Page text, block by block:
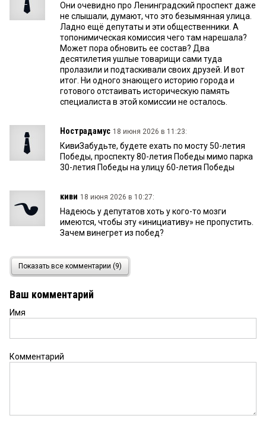
Они очевидно про Ленинградский проспект даже
не слышали, думают, что это безымянная улица.
Ладно ещё депутаты и эти общественники. А
топонимическая комиссия чего там нарешала?
Может пора обновить ее состав? Два
десятилетия ушлые товарищи сами туда
пролазили и подтаскивали своих друзей. И вот
итог. Ни одного знающего историю города и
готового отстаивать историческую память
специалиста в этой комиссии не осталось.
Нострадамус 18 июня 2026 в 11:23:
КивиЗабудьте, будете ехать по мосту 50-летия
Победы, проспекту 80-летия Победы мимо парка
30-летия Победы на улицу 60-летия Победы
киви 18 июня 2026 в 10:27:
Надеюсь у депутатов хоть у кого-то мозги
имеются, чтобы эту «инициативу» не пропустить.
Зачем винегрет из побед?
Сергей 18 июня 2026 в 06:59:
Надо новым проспектам давать это названия, а
не переименовывать старые.
Яна 18 июня 2026 в 03:39:
можно назвать в честь 80-ти летия Победы!!
Показать все комментарии (9)
Ваш комментарий
Имя
Комментарий